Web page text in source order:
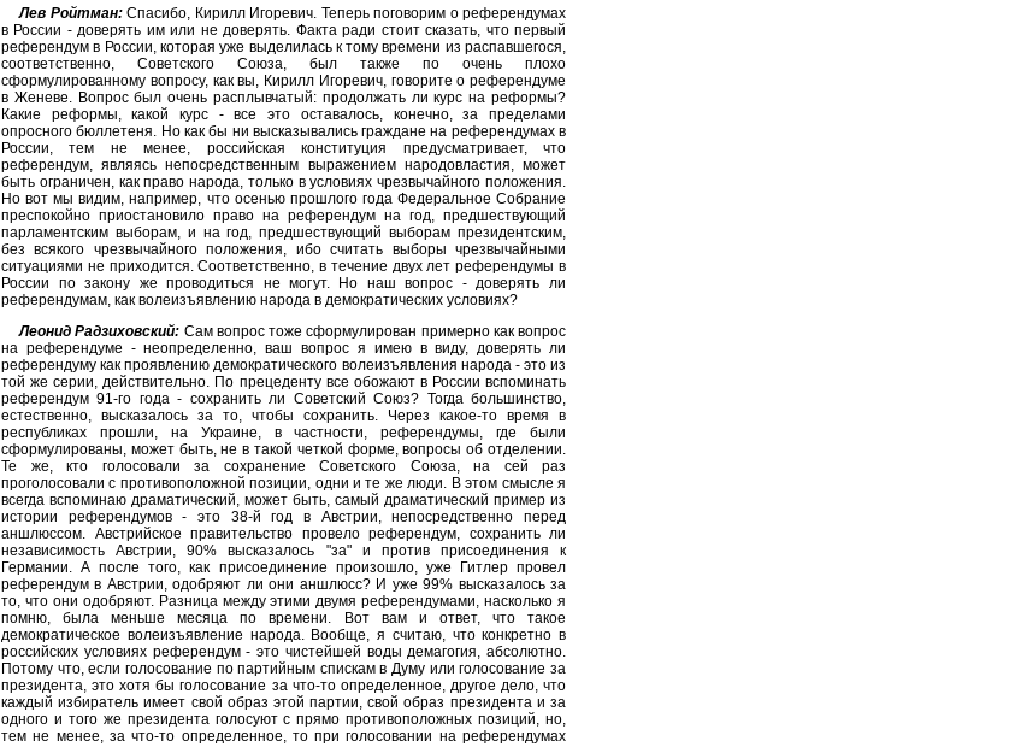
Лев Ройтман:Спасибо, Кирилл Игоревич. Теперь поговорим о референдумах
в России - доверять им или не доверять. Факта ради стоит сказать, что первый
референдум в России, которая уже выделилась к тому времени из распавшегося,
соответственно, Советского Союза, был также по очень плохо
сформулированному вопросу, как вы, Кирилл Игоревич, говорите о референдуме
в Женеве. Вопрос был очень расплывчатый: продолжать ли курс на реформы?
Какие реформы, какой курс - все это оставалось, конечно, за пределами
опросного бюллетеня. Но как бы ни высказывались граждане на референдумах в
России, тем не менее, российская конституция предусматривает, что
референдум, являясь непосредственным выражением народовластия, может
быть ограничен, как право народа, только в условиях чрезвычайного положения.
Но вот мы видим, например, что осенью прошлого года Федеральное Собрание
преспокойно приостановило право на референдум на год, предшествующий
парламентским выборам, и на год, предшествующий выборам президентским,
без всякого чрезвычайного положения, ибо считать выборы чрезвычайными
ситуациями не приходится. Соответственно, в течение двух лет референдумы в
России по закону же проводиться не могут. Но наш вопрос - доверять ли
референдумам, как волеизъявлению народа в демократических условиях?
Леонид Радзиховский: Сам вопрос тоже сформулирован примерно как вопрос
на референдуме - неопределенно, ваш вопрос я имею в виду, доверять ли
референдуму как проявлению демократического волеизъявления народа - это из
той же серии, действительно. По прецеденту все обожают в России вспоминать
референдум 91-го года - сохранить ли Советский Союз? Тогда большинство,
естественно, высказалось за то, чтобы сохранить. Через какое-то время в
республиках прошли, на Украине, в частности, референдумы, где были
сформулированы, может быть, не в такой четкой форме, вопросы об отделении.
Те же, кто голосовали за сохранение Советского Союза, на сей раз
проголосовали с противоположной позиции, одни и те же люди. В этом смысле я
всегда вспоминаю драматический, может быть, самый драматический пример из
истории референдумов - это 38-й год в Австрии, непосредственно перед
аншлюссом. Австрийское правительство провело референдум, сохранить ли
независимость Австрии, 90% высказалось "за" и против присоединения к
Германии. А после того, как присоединение произошло, уже Гитлер провел
референдум в Австрии, одобряют ли они аншлюсс? И уже 99% высказалось за
то, что они одобряют. Разница между этими двумя референдумами, насколько я
помню, была меньше месяца по времени. Вот вам и ответ, что такое
демократическое волеизъявление народа. Вообще, я считаю, что конкретно в
российских условиях референдум - это чистейшей воды демагогия, абсолютно.
Потому что, если голосование по партийным спискам в Думу или голосование за
президента, это хотя бы голосование за что-то определенное, другое дело, что
каждый избиратель имеет свой образ этой партии, свой образ президента и за
одного и того же президента голосуют с прямо противоположных позиций, но,
тем не менее, за что-то определенное, то при голосовании на референдумах